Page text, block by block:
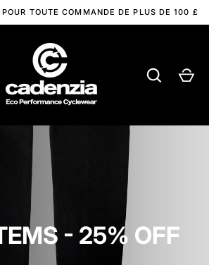
TOUTE COMMANDE DE PLUS DE 100 £
- 25% OFF